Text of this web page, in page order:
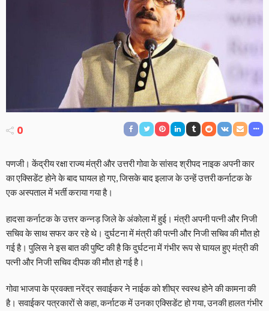
0
पणजी। केंद्रीय रक्षा राज्य मंत्री और उत्तरी गोवा के सांसद श्रीपद नाइक अपनी कार
का एक्सिडेंट होने के बाद घायल हो गए, जिसके बाद इलाज के उन्हें उत्तरी कर्नाटक के
एक अस्पताल में भर्ती कराया गया है।
हादसा कर्नाटक के उत्तर कन्नड़ जिले के अंकोला में हुई। मंत्री अपनी पत्नी और निजी
सचिव के साथ सफर कर रहे थे। दुर्घटना में मंत्री की पत्नी और निजी सचिव की मौत हो
गई है। पुलिस ने इस बात की पुष्ट‍ि की है क‍ि दुर्घटना में गंभीर रूप से घायल हुए मंत्री की
पत्नी और निजी सचिव दीपक की मौत हो गई है।
गोवा भाजपा के प्रवक्ता नरेंद्र सवाईकर ने नाईक को शीघ्र स्वस्थ होने की कामना की
है। सवाईकर पत्रकारों से कहा, कर्नाटक में उनका एक्सिडेंट हो गया, उनकी हालत गंभीर